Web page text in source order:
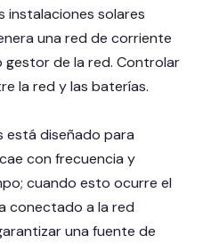
instalaciones solares
una red de corriente
de la red. Controlar
la red y las baterías.
está diseñado para
con frecuencia y
cuando esto ocurre el
conectado a la red
una fuente de